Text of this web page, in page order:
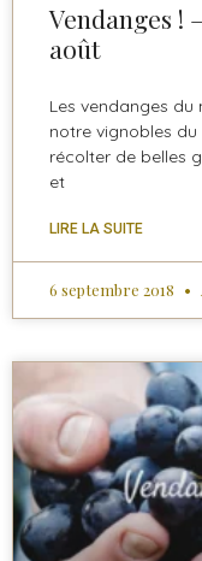
Vendanges !
août
Les vendanges
notre vignobles
récolter de belles
et
LIRE LA SUITE
6 septembre 2018